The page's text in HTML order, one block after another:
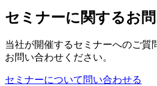
セミナーに関するお
当社が開催するセミナーへのご質
お問い合わせください。
セミナーについて問い合わせる